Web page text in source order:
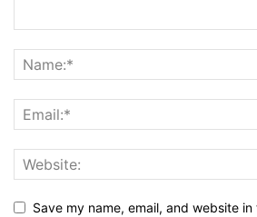
Save my name, email, and website